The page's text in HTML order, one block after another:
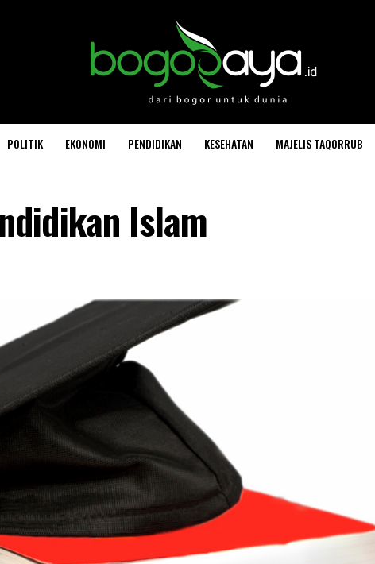
POLITIK EKONOMI PENDIDIKAN KESEHATAN MAJELIS TAQORRUB
Islam